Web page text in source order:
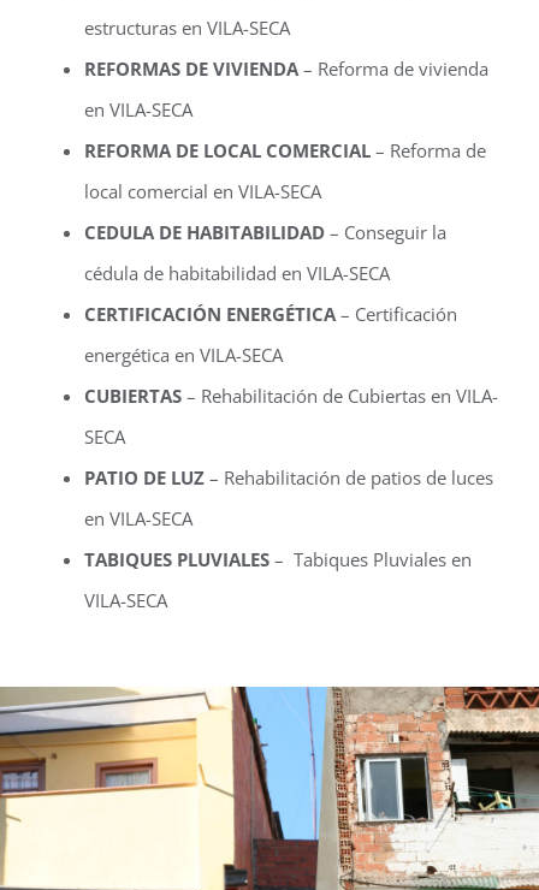
estructuras en VILA-SECA
REFORMAS DE VIVIENDA – Reforma de vivienda
en VILA-SECA
REFORMA DE LOCAL COMERCIAL – Reforma de
local comercial en VILA-SECA
CEDULA DE HABITABILIDAD – Conseguir la
cédula de habitabilidad en VILA-SECA
CERTIFICACIÓN ENERGÉTICA – Certificación
energética en VILA-SECA
CUBIERTAS – Rehabilitación de Cubiertas en VILA-
SECA
PATIO DE LUZ – Rehabilitación de patios de luces
en VILA-SECA
TABIQUES PLUVIALES – Tabiques Pluviales en
VILA-SECA